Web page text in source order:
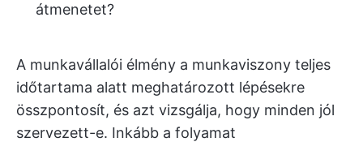
átmenetet?
A munkavállalói élmény a munkaviszony teljes
időtartama alatt meghatározott lépésekre
összpontosít, és azt vizsgálja, hogy minden jól
szervezett-e. Inkább a folyamat